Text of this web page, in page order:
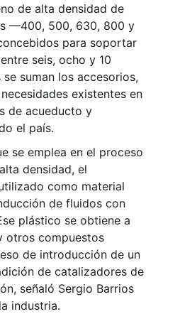
de alta densidad de
—400, 500, 630, 800 y
para soportar
seis, ocho y 10
suman los accesorios,
existentes en
de acueducto y
el país.
se emplea en el proceso
densidad, el
como material
de fluidos con
plástico se obtiene a
otros compuestos
de introducción de un
de catalizadores de
señaló Sergio Barrios
industria.